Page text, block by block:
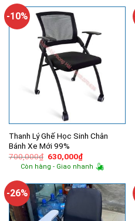
650,000₫.
-10%
Thanh Lý Ghế Học Sinh Chân
Bánh Xe Mới 99%
700,000₫ Giá
gốc
là:
630,000₫Giá
hiện
tại
630,000₫.
Còn hàng - Giao nhanh
-26%